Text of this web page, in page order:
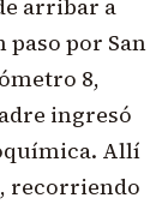
arribar a
por San
8,
ingresó
Allí
recorriendo